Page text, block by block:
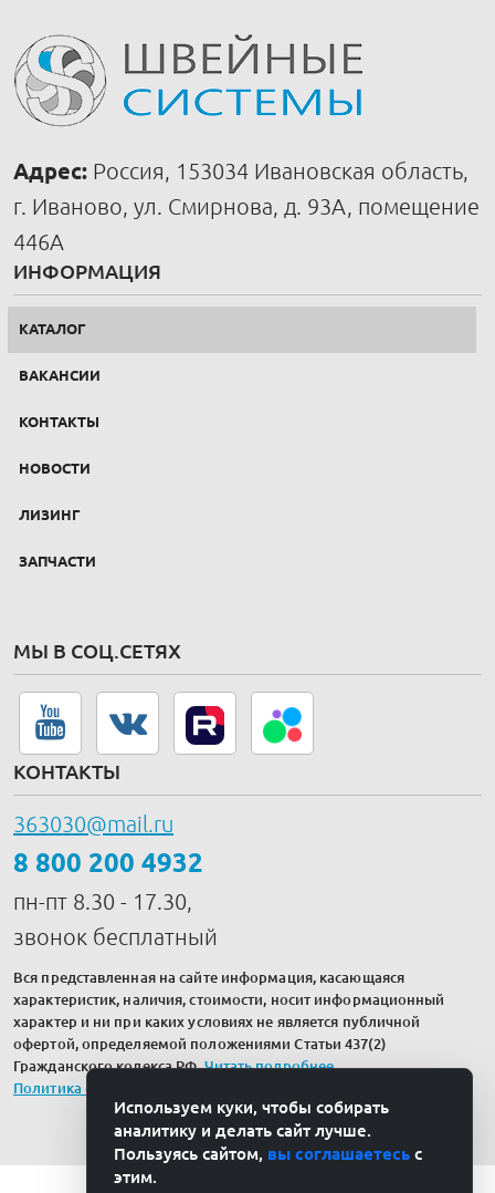
Адрес: Россия, 153034 Ивановская область,
г. Иваново, ул. Смирнова, д. 93А, помещение
446А
ИНФОРМАЦИЯ
КАТАЛОГ
ВАКАНСИИ
КОНТАКТЫ
НОВОСТИ
ЛИЗИНГ
ЗАПЧАСТИ
МЫ В СОЦ.СЕТЯХ
КОНТАКТЫ
363030@mail.ru
8 800 200 4932
пн-пт 8.30 - 17.30,
звонок бесплатный
Вся представленная на сайте информация, касающаяся
характеристик, наличия, стоимости, носит информационный
характер и ни при каких условиях не является публичной
офертой, определяемой положениями Статьи 437(2)
Гражданского кодекса РФ.Читать подробнее.
Политика обработки персональных данных
Используем куки, чтобы собирать
аналитику и делать сайт лучше.
Пользуясь сайтом, вы соглашаетесь с
этим.